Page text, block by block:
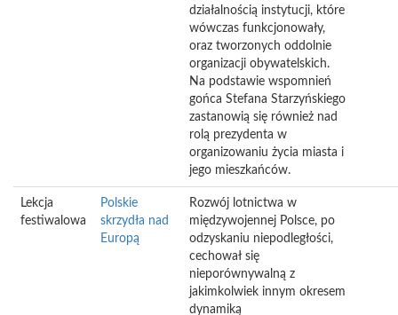
działalnością instytucji, które
wówczas funkcjonowały,
oraz tworzonych oddolnie
organizacji obywatelskich.
Na podstawie wspomnień
gońca Stefana Starzyńskiego
zastanowią się również nad
rolą prezydenta w
organizowaniu życia miasta i
jego mieszkańców.
Lekcja
festiwalowa
Polskie
skrzydła nad
Europą
Rozwój lotnictwa w
międzywojennej Polsce, po
odzyskaniu niepodległości,
cechował się
nieporównywalną z
jakimkolwiek innym okresem
dynamiką